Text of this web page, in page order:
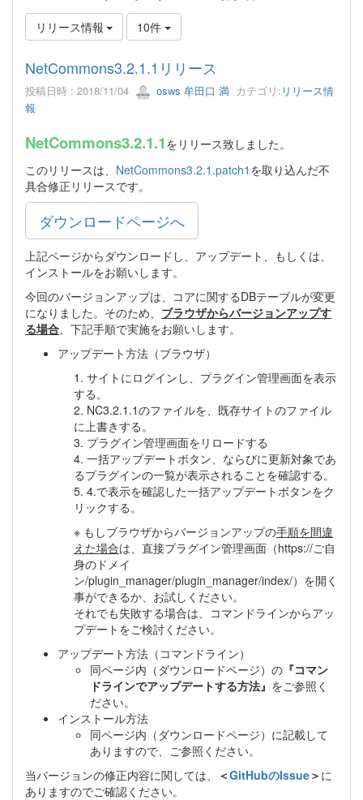
リリース情報 10件
NetCommons3.2.1.1リリース
投稿日時 : 2018/11/04 osws 牟田口 満 カテゴリ: リリース情
報
NetCommons3.2.1.1 をリリース致しました。
このリリースは、 NetCommons3.2.1.patch1 を取り込んだ不
具合修正リリースです。
ダウンロードページへ
上記ページからダウンロードし、アップデート、もしくは、
インストールをお願いします。
今回のバージョンアップは、コアに関するDBテーブルが変更
になりました。そのため、 ブラウザからバージョンアップす
る場合 、下記手順で実施をお願いします。
アップデート方法（ブラウザ）
1. サイトにログインし、プラグイン管理画面を表示
する。
2. NC3.2.1.1のファイルを、既存サイトのファイル
に上書きする。
3. プラグイン管理画面をリロードする
4. 一括アップデートボタン、ならびに更新対象であ
るプラグインの一覧が表示されることを確認する。
5. 4.で表示を確認した一括アップデートボタンをク
リックする。
※ もしブラウザからバージョンアップの手順を間違
えた場合は、直接プラグイン管理画面（https://ご自
身のドメイ
ン/plugin_manager/plugin_manager/index/）を開く
事ができるか、お試しください。
それでも失敗する場合は、コマンドラインからアッ
プデートをご検討ください。
アップデート方法（コマンドライン）
同ページ内（ダウンロードページ）の 『コマン
ドラインでアップデートする方法』 をご参照く
ださい。
インストール方法
同ページ内（ダウンロードページ）に記載して
ありますので、ご参照ください。
当バージョンの修正内容に関しては、
＜GitHubのIssue＞ に
ありますのでご確認ください。